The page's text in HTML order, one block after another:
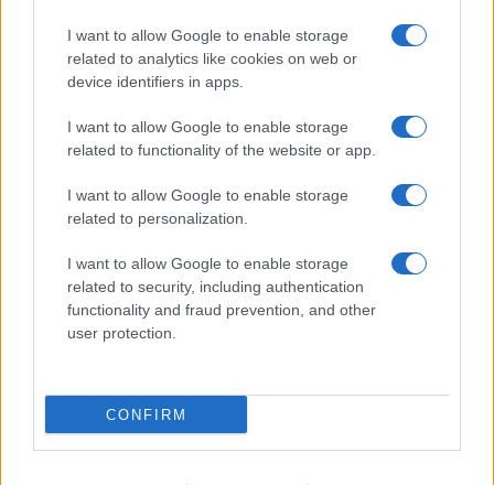
I want to allow Google to enable storage
related to analytics like cookies on web or
device identifiers in apps.
I want to allow Google to enable storage
related to functionality of the website or app.
I want to allow Google to enable storage
related to personalization.
I want to allow Google to enable storage
related to security, including authentication
functionality and fraud prevention, and other
user protection.
CONFIRM